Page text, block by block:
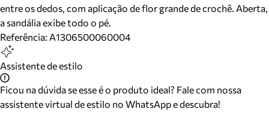
entre os dedos, com aplicação de flor grande de crochê. Aberta,
a sandália exibe todo o pé.
Referência: A1306500060004
Assistente de estilo
Ficou na dúvida se esse é o produto ideal? Fale com nossa
assistente virtual de estilo no WhatsApp e descubra!